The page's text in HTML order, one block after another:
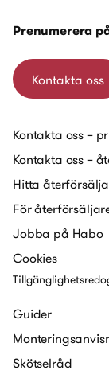
Prenumerera
Kontakta oss
Kontakta oss –
Kontakta oss –
Hitta
För
Jobba på Habo
Cookies
Guider
Skötselråd